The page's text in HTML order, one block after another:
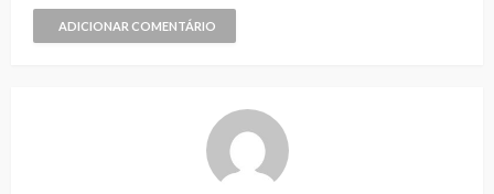
ADICIONAR COMENTÁRIO